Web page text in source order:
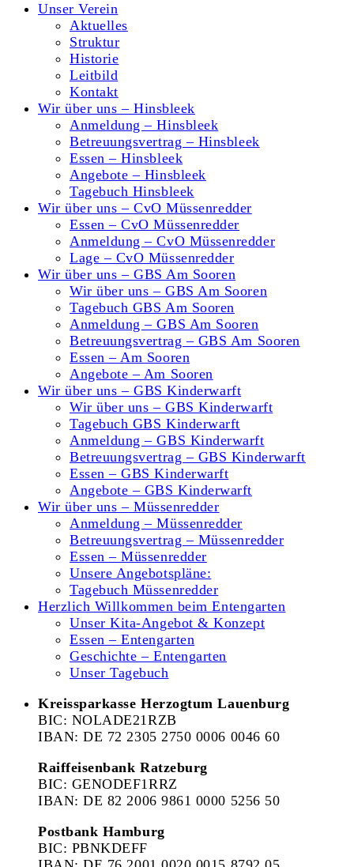
Unser Verein
Aktuelles
Struktur
Historie
Leitbild
Kontakt
Wir über uns – Hinsbleek
Anmeldung – Hinsbleek
Betreuungsvertrag – Hinsbleek
Essen – Hinsbleek
Angebote – Hinsbleek
Tagebuch Hinsbleek
Wir über uns – CvO Müssenredder
Essen – CvO Müssenredder
Anmeldung – CvO Müssenredder
Lage – CvO Müssenredder
Wir über uns – GBS Am Sooren
Wir über uns – GBS Am Sooren
Tagebuch GBS Am Sooren
Anmeldung – GBS Am Sooren
Betreuungsvertrag – GBS Am Sooren
Essen – Am Sooren
Angebote – Am Sooren
Wir über uns – GBS Kinderwarft
Wir über uns – GBS Kinderwarft
Tagebuch GBS Kinderwarft
Anmeldung – GBS Kinderwarft
Betreuungsvertrag – GBS Kinderwarft
Essen – GBS Kinderwarft
Angebote – GBS Kinderwarft
Wir über uns – Müssenredder
Anmeldung – Müssenredder
Betreuungsvertrag – Müssenredder
Essen – Müssenredder
Unsere Angebotspläne:
Tagebuch Müssenredder
Herzlich Willkommen beim Entengarten
Unser Kita-Angebot & Konzept
Essen – Entengarten
Geschichte – Entengarten
Unser Tagebuch
Kreissparkasse Herzogtum Lauenburg
BIC: NOLADE21RZB
IBAN: DE 72 2305 2750 0006 0046 60
Raiffeisenbank Ratzeburg
BIC: GENODEF1RRZ
IBAN: DE 82 2006 9861 0000 5256 50
Postbank Hamburg
BIC: PBNKDEFF